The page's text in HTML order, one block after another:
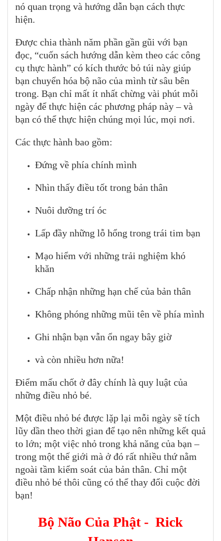
nó quan trọng và hướng dẫn bạn cách thực
hiện.
Được chia thành năm phần gần gũi với bạn
đọc, “cuốn sách hướng dẫn kèm theo các công
cụ thực hành” có kích thước bỏ túi này giúp
bạn chuyển hóa bộ não của mình từ sâu bên
trong. Bạn chỉ mất ít nhất chừng vài phút mỗi
ngày để thực hiện các phương pháp này – và
bạn có thể thực hiện chúng mọi lúc, mọi nơi.
Các thực hành bao gồm:
Đứng về phía chính mình
Nhìn thấy điều tốt trong bản thân
Nuôi dưỡng trí óc
Lấp đầy những lỗ hổng trong trái tim bạn
Mạo hiểm với những trải nghiệm khó
khăn
Chấp nhận những hạn chế của bản thân
Không phóng những mũi tên về phía mình
Ghi nhận bạn vẫn ổn ngay bây giờ
và còn nhiều hơn nữa!
Điểm mấu chốt ở đây chính là quy luật của
những điều nhỏ bé.
Một điều nhỏ bé được lặp lại mỗi ngày sẽ tích
lũy dần theo thời gian để tạo nên những kết quả
to lớn; một việc nhỏ trong khả năng của bạn –
trong một thế giới mà ở đó rất nhiều thứ nằm
ngoài tầm kiểm soát của bản thân. Chỉ một
điều nhỏ bé thôi cũng có thể thay đổi cuộc đời
bạn!
Bộ Não Của Phật - Rick